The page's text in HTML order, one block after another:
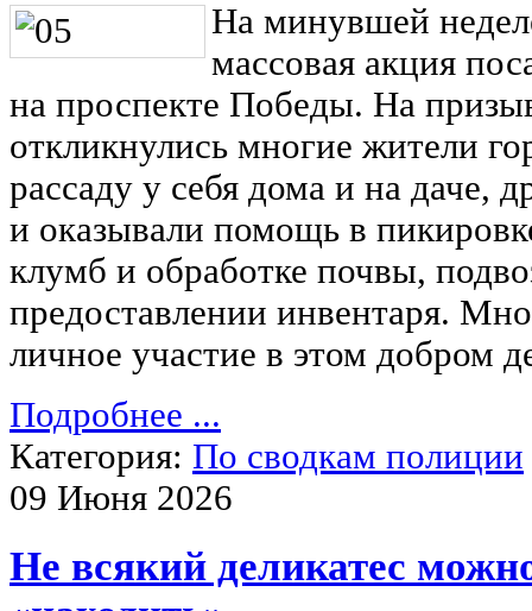
На минувшей
массовая акция
на проспекте Победы. На
откликнулись многие жители
рассаду у себя дома и на даче,
и оказывали помощь в
клумб и обработке почвы,
предоставлении инвентаря.
личное участие в этом добром
Подробнее ...
Категория: По сводкам полиции
09 Июня 2026
Не всякий деликатес